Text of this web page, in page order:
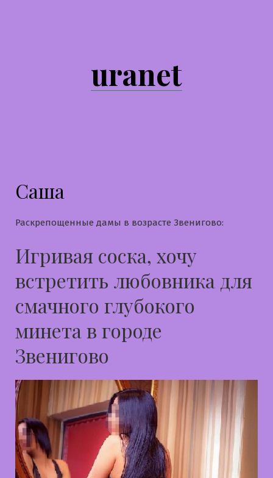
uranet
Саша
Раскрепощенные дамы в возрасте Звенигово:
Игривая соска, хочу
встретить любовника для
смачного глубокого
минета в городе
Звенигово